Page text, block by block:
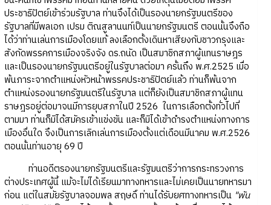
ประชาธิปัตย์เข้าร่วมรัฐบาล ท่านจึงได้เป็นรองนายกรัฐมนตรีของ
รัฐบาลที่มีพลเอก เปรม ติณสูลานนท์เป็นนายกรัฐมนตรี ตอนนั้นจึงถือ
ได้ว่าท่านเล่นการเมืองโดยแท้ ลงเลือกตั้งเดินหาเสียงกับชาวกรุงและ
สังกัดพรรคการเมืองจริงจัง ดร.ถนัด เป็นสมาชิกสภาผู้แทนราษฎร
และเป็นรองนายกรัฐมนตรีอยู่ในรัฐบาลต่อมา ครั้นถึง พ.ศ.2525 เมื่อ
พ้นภาระจากตำแหน่งหัวหน้าพรรคประชาธิปัตย์แล้ว ท่านก็พ้นจาก
ตำแหน่งรองนายกรัฐมนตรีในรัฐบาล แต่ก็ยังเป็นสมาชิกสภาผู้แทน
ราษฎรอยู่ต่อมาจนมีการยุบสภาในปี 2526 ในการเลือกตั้งทั่วไปที่
ตามมา ท่านก็มิได้สมัครเข้าแข่งขัน และก็มิได้เข้าดำรงตำแหน่งทางการ
เมืองอื่นใด จึงเป็นการเลิกเล่นการเมืองตั้งแต่เดือนมีนาคม พ.ศ.2526
ตอนนั้นท่านอายุ 69 ปี
ท่านอดีตรองนายกรัฐมนตรีและรัฐมนตรีว่าการกระทรวงการ
ต่างประเทศผู้นี้ แม้จะไม่ได้เรียนมาทางทหารและไม่เคยเป็นนายทหารมา
ก่อน แต่ในสมัยรัฐบาลจอมพล สฤษดิ์ ท่านได้รับยศทางทหารเป็น "พัน